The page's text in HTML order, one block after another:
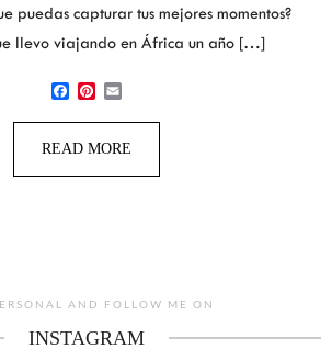
puedas capturar tus mejores momentos?
llevo viajando en África un año […]
READ MORE
AND FOLLOW ME ON
INSTAGRAM